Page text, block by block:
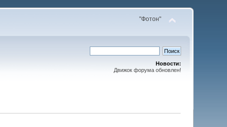
"Фотон"
Новости:
Движок форума обновлен!